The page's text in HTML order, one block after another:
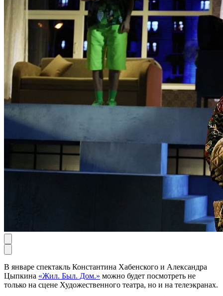
В январе спектакль Константина Хабенского и Александра
Цыпкина «Жил. Был. Дом.» можно будет посмотреть не
только на сцене Художественного театра, но и на телеэкранах.